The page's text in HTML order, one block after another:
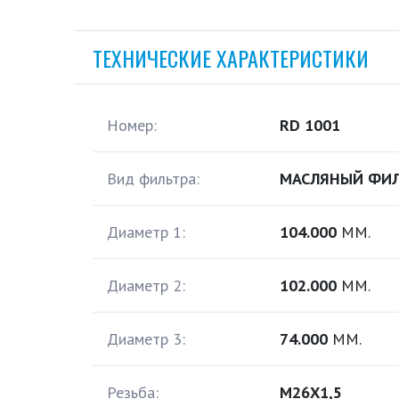
ТЕХНИЧЕСКИЕ ХАРАКТЕРИСТИКИ
Номер: RD 1001
Вид фильтра: МАСЛЯНЫЙ
Диаметр 1: 104.000 ММ.
Диаметр 2: 102.000 ММ.
Диаметр 3: 74.000 ММ.
Резьба: M26X1,5